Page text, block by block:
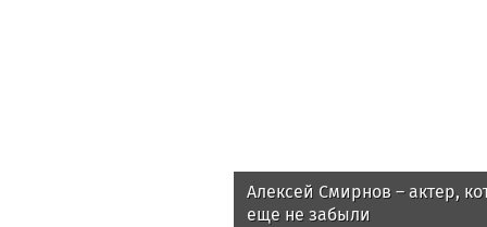
Алексей Смирнов – актер,
еще не забыли